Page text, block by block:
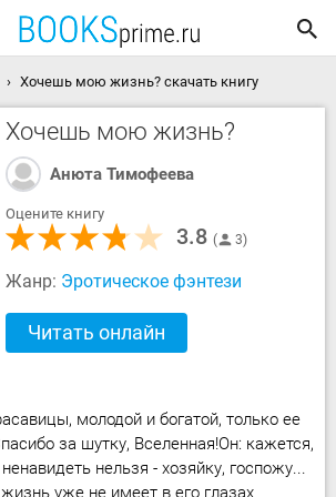
Хочешь мою жизнь? скачать книгу
Хочешь мою жизнь?
Анюта Тимофеева
Оцените книгу
3.8 3
Жанр: Эротическое фэнтези
Читать онлайн
молодой и богатой, только ее
за шутку, Вселенная!Он: кажется,
нельзя - хозяйку, госпожу...
уже не имеет в его глазах